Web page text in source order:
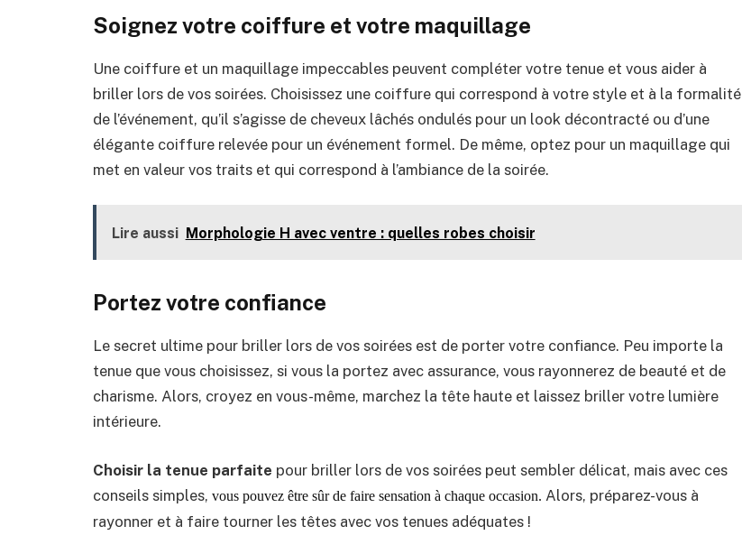
Soignez votre coiffure et votre maquillage
Une coiffure et un maquillage impeccables peuvent compléter votre tenue et vous aider à
briller lors de vos soirées. Choisissez une coiffure qui correspond à votre style et à la formalité
de l’événement, qu’il s’agisse de cheveux lâchés ondulés pour un look décontracté ou d’une
élégante coiffure relevée pour un événement formel. De même, optez pour un maquillage qui
met en valeur vos traits et qui correspond à l’ambiance de la soirée.
Lire aussi Morphologie H avec ventre : quelles robes choisir
Portez votre confiance
Le secret ultime pour briller lors de vos soirées est de porter votre confiance. Peu importe la
tenue que vous choisissez, si vous la portez avec assurance, vous rayonnerez de beauté et de
charisme. Alors, croyez en vous-même, marchez la tête haute et laissez briller votre lumière
intérieure.
Choisir la tenue parfaite pour briller lors de vos soirées peut sembler délicat, mais avec ces
conseils simples, vous pouvez être sûr de faire sensation à chaque occasion. Alors, préparez-vous à
rayonner et à faire tourner les têtes avec vos tenues adéquates !